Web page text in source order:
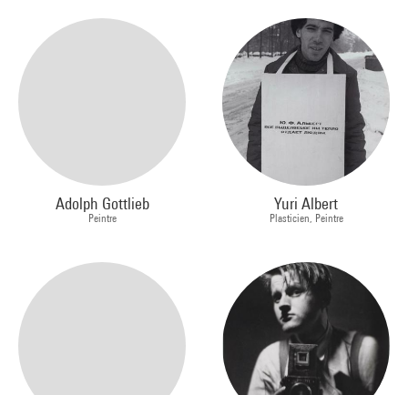
Adolph Gottlieb
Peintre
Yuri Albert
Plasticien, Peintre